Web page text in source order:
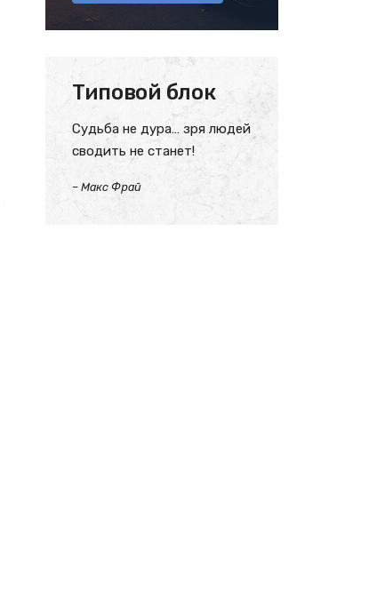
Типовой блок
Судьба не дура… зря людей
сводить не станет!
– Макс Фрай